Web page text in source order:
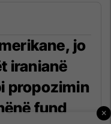
jo
iranianë
propozimin
fund
×